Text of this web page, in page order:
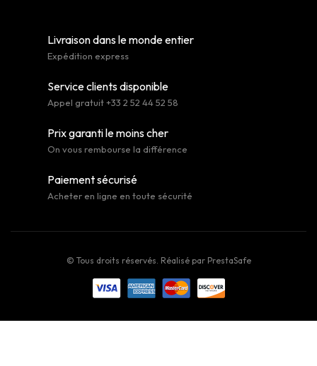
Livraison dans le monde entier
Expédition express
Service clients disponible
Appel gratuit +33 2 52 44 52 58
Prix garanti le moins cher
On vous rembourse la différence
Paiement sécurisé
Acheter en ligne en toute sécurité
© Tous droits réservés. Réalisé par PrestaSafe